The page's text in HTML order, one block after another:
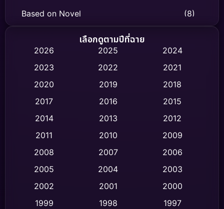
Based on Novel (8)
Biography ชีวิตจริง
Classic หนังคลาสสิก (47)
Comedy ตลก (436)
Crime อาชญากรรม (513)
Cult Film
เลือกดูตามปีที่ฉาย
2026 2025
2024
2023
2022
2021
2020
2019
2018
2017
2016
2015
2014
2013
2012
2011
2010
2009
2008
2007
2006
2005
2004
2003
2002
2001
2000
1999
1998
1997